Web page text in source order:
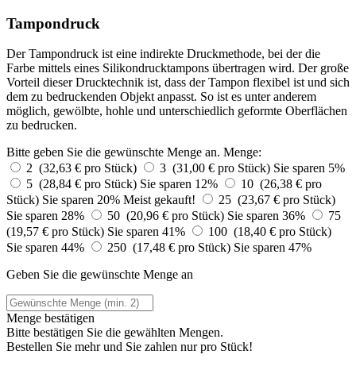
Tampondruck
Der Tampondruck ist eine indirekte Druckmethode, bei der die
Farbe mittels eines Silikondrucktampons übertragen wird. Der große
Vorteil dieser Drucktechnik ist, dass der Tampon flexibel ist und sich
dem zu bedruckenden Objekt anpasst. So ist es unter anderem
möglich, gewölbte, hohle und unterschiedlich geformte Oberflächen
zu bedrucken.
Bitte geben Sie die gewünschte Menge an. Menge:
2 (32,63 € pro Stück)
3 (31,00 € pro Stück) Sie sparen 5%
5 (28,84 € pro Stück) Sie sparen 12%
10 (26,38 € pro
Stück) Sie sparen 20% Meist gekauft!
25 (23,67 € pro Stück)
Sie sparen 28%
50 (20,96 € pro Stück) Sie sparen 36%
75
(19,57 € pro Stück) Sie sparen 41%
100 (18,40 € pro Stück)
Sie sparen 44%
250 (17,48 € pro Stück) Sie sparen 47%
Geben Sie die gewünschte Menge an
Menge bestätigen
Bitte bestätigen Sie die gewählten Mengen.
Bestellen Sie mehr und Sie zahlen nurpro Stück!